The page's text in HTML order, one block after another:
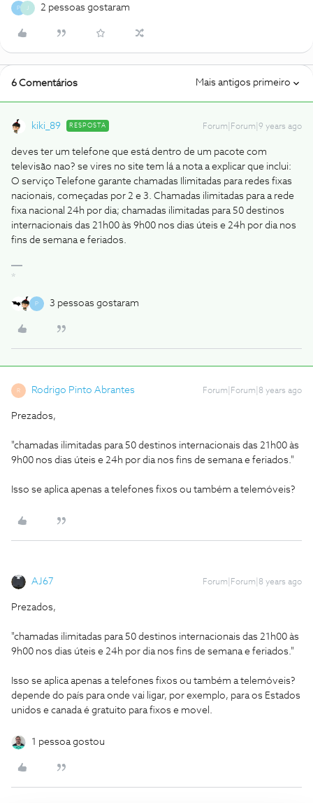
P 2 pessoas gostaram
6 Comentários Mais antigos primeiro
kiki_89 RESPOSTA Forum|Forum|9 years ago
deves ter um telefone que está dentro de um pacote com
televisão nao? se vires no site tem lá a nota a explicar que inclui:
O serviço Telefone garante chamadas Ilimitadas para redes fixas
nacionais, começadas por 2 e 3. Chamadas ilimitadas para a rede
fixa nacional 24h por dia; chamadas ilimitadas para 50 destinos
internacionais das 21h00 às 9h00 nos dias úteis e 24h por dia nos
fins de semana e feriados.
*
P 3 pessoas gostaram
R Rodrigo Pinto Abrantes Forum|Forum|8 years ago
Prezados,
"chamadas ilimitadas para 50 destinos internacionais das 21h00 às
9h00 nos dias úteis e 24h por dia nos fins de semana e feriados."
Isso se aplica apenas a telefones fixos ou também a telemóveis?
AJ67 Forum|Forum|8 years ago
Prezados,
"chamadas ilimitadas para 50 destinos internacionais das 21h00 às
9h00 nos dias úteis e 24h por dia nos fins de semana e feriados."
Isso se aplica apenas a telefones fixos ou também a telemóveis?
depende do país para onde vai ligar, por exemplo, para os Estados
unidos e canada é gratuito para fixos e movel.
1 pessoa gostou